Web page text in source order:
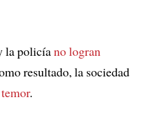
la policíano logran
resultado, la sociedad
.